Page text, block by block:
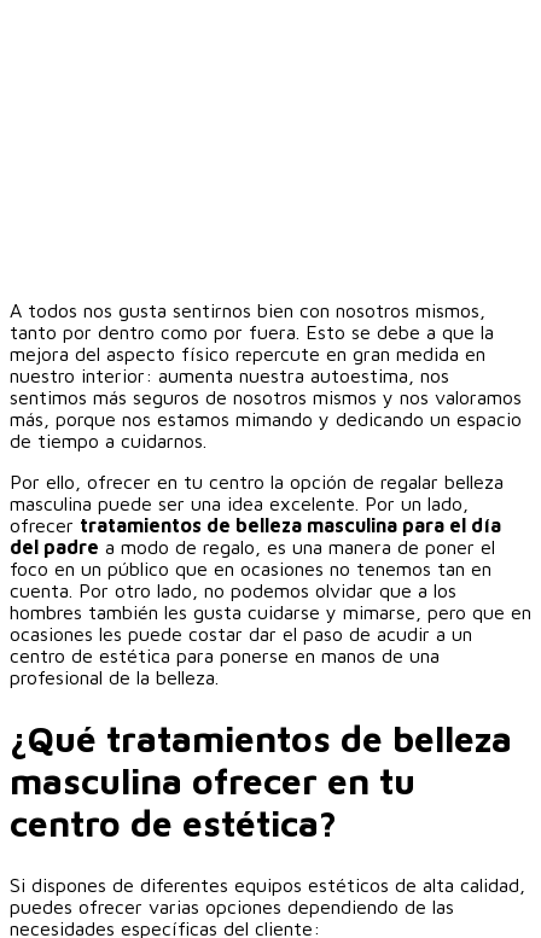
A todos nos gusta sentirnos bien con nosotros mismos,
tanto por dentro como por fuera. Esto se debe a que la
mejora del aspecto físico repercute en gran medida en
nuestro interior: aumenta nuestra autoestima, nos
sentimos más seguros de nosotros mismos y nos valoramos
más, porque nos estamos mimando y dedicando un espacio
de tiempo a cuidarnos.
Por ello, ofrecer en tu centro la opción de regalar belleza
masculina puede ser una idea excelente. Por un lado,
ofrecer tratamientos de belleza masculina para el día
del padre a modo de regalo, es una manera de poner el
foco en un público que en ocasiones no tenemos tan en
cuenta. Por otro lado, no podemos olvidar que a los
hombres también les gusta cuidarse y mimarse, pero que en
ocasiones les puede costar dar el paso de acudir a un
centro de estética para ponerse en manos de una
profesional de la belleza.
¿Qué tratamientos de belleza
masculina ofrecer en tu
centro de estética?
Si dispones de diferentes equipos estéticos de alta calidad,
puedes ofrecer varias opciones dependiendo de las
necesidades específicas del cliente: